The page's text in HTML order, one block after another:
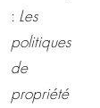
: Les
politiques
de
propriété